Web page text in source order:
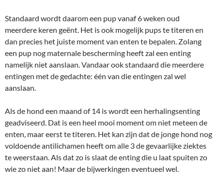
Standaard wordt daarom een pup vanaf 6 weken oud
meerdere keren geënt. Het is ook mogelijk pups te titeren en
dan precies het juiste moment van enten te bepalen. Zolang
een pup nog maternale bescherming heeft zal een enting
namelijk niet aanslaan. Vandaar ook standaard die meerdere
entingen met de gedachte: één van die entingen zal wel
aanslaan.
Als de hond een maand of 14 is wordt een herhalingsenting
geadviseerd. Dat is een heel mooi moment om niet meteen de
enten, maar eerst te titeren. Het kan zijn dat de jonge hond nog
voldoende antilichamen heeft om alle 3 de gevaarlijke ziektes
te weerstaan. Als dat zo is slaat de enting die u laat spuiten zo
wie zo niet aan! Maar de bijwerkingen eventueel wel.